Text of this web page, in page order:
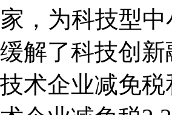
家，为科技型
解了科技创
术企业减免